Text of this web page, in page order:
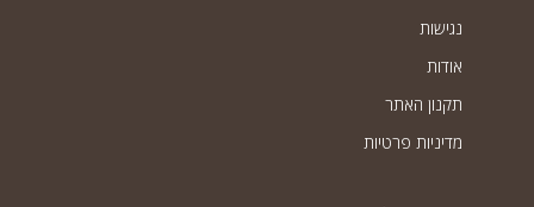
נגישות
אודות
תקנון האתר
מדיניות פרטיות